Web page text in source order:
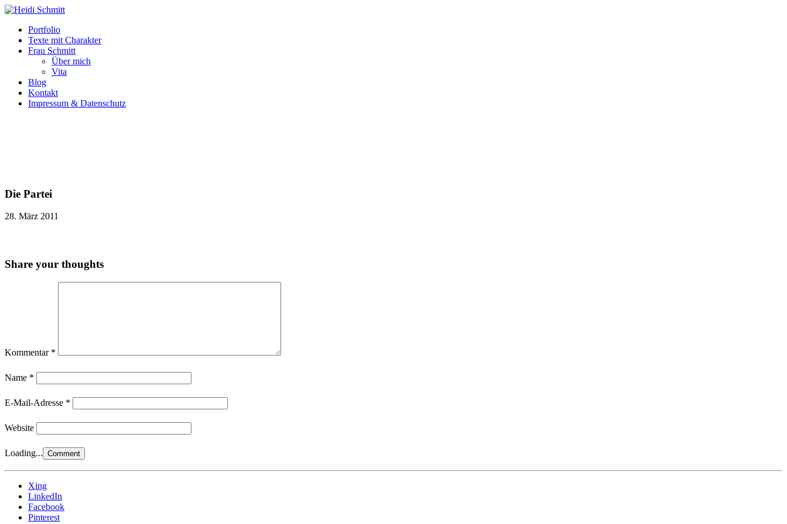
Portfolio
Texte mit Charakter
Frau Schmitt
Über mich
Vita
Blog
Kontakt
Impressum & Datenschutz
Die Partei
28. März 2011
Share your thoughts
Kommentar *
Name *
E-Mail-Adresse *
Website
Loading...
Xing
LinkedIn
Facebook
Pinterest